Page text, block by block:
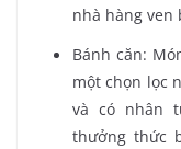
nhà hàng ven
Bánh căn:
một chọn lọc
và có nhân
thưởng thức